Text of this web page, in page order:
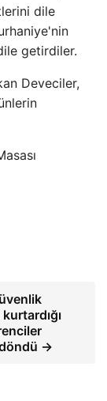
dile
getirdiler.
Deveciler,
→